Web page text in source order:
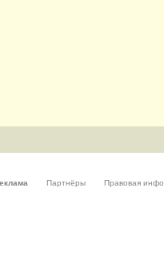
Партнёры Правовая